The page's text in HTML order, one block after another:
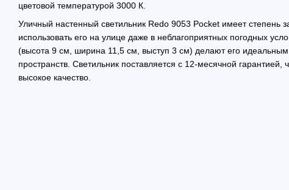
цветовой температурой 3000 К.
Уличный настенный светильник Redo 9053 Pocket имеет степень
использовать его на улице даже в неблагоприятных погодных
(высота 9 см, ширина 11,5 см, выступ 3 см) делают его
пространств. Светильник поставляется с 12-месячной гарантией,
высокое качество.